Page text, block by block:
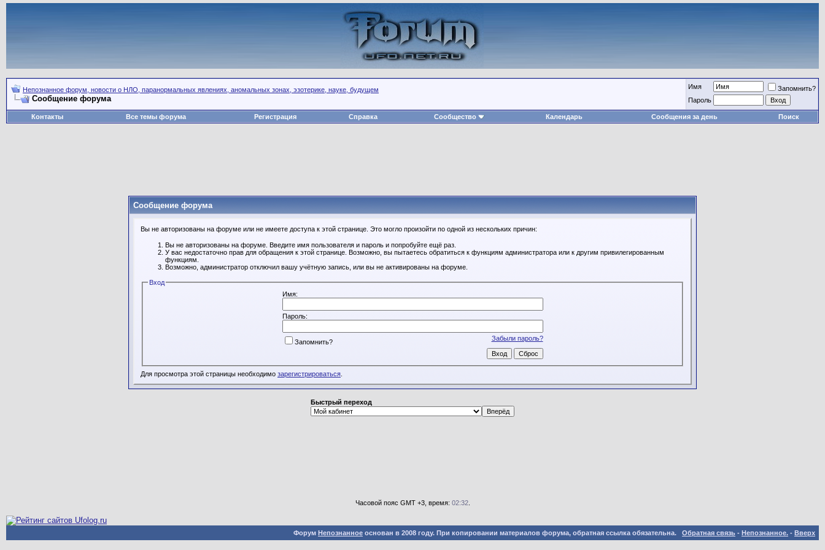
Непознанное форум, новости о НЛО, паранормальных явлениях, аномальных зонах, эзотерике, науке, будущем
Сообщение форума
Имя
Запомнить?
Пароль
Контакты Все темы форума Регистрация Справка Сообщество Календарь Сообщения за день Поиск
Сообщение форума
Вы не авторизованы на форуме или не имеете доступа к этой странице. Это могло произойти по одной из нескольких причин:
Вы не авторизованы на форуме. Введите имя пользователя и пароль и попробуйте ещё раз.
У вас недостаточно прав для обращения к этой странице. Возможно, вы пытаетесь обратиться к функциям администратора или к другим привилегированным
функциям.
Возможно, администратор отключил вашу учётную запись, или вы не активированы на форуме.
Вход
Имя:
Пароль:
Забыли пароль?
Запомнить?
Для просмотра этой страницы необходимо зарегистрироваться
Быстрый переход
Часовой пояс GMT +3, время: 02:32.
Форум Непознанное основан в 2008 году. При копировании материалов форума, обратная ссылка обязательна. Обратная связь - Непознанное. - Вверх